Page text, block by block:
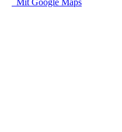
Mit Google Maps